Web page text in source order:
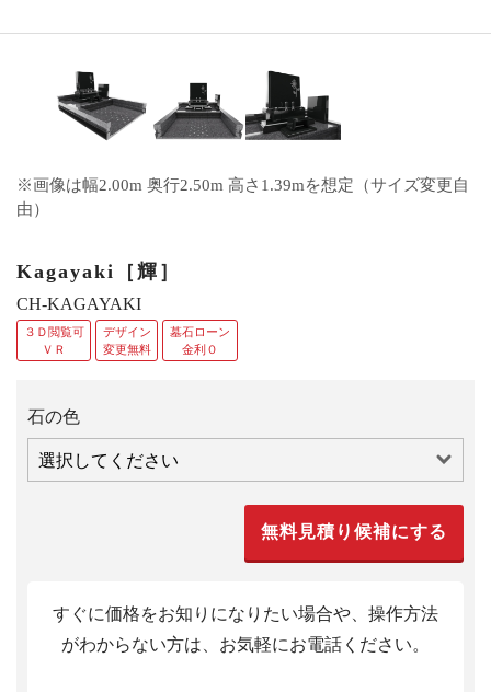
※画像は幅2.00m 奥行2.50m 高さ1.39mを想定（サイズ変更自
由）
Kagayaki［輝］
CH-KAGAYAKI
３Ｄ閲覧可
ＶＲ
デザイン
変更無料
墓石ローン
金利０
石の色
すぐに価格をお知りになりたい場合や、操作方法
がわからない方は、お気軽にお電話ください。